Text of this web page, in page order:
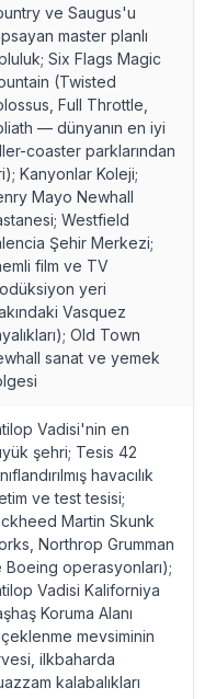
ve Saugus'u
master planlı
Six Flags Magic
(Twisted
Full Throttle,
— dünyanın en iyi
coaster parklarından
Kanyonlar Koleji;
Mayo Newhall
Westfield
Şehir Merkezi;
film ve TV
yeri
Vasquez
Old Town
sanat ve yemek
Vadisi'nin en
şehri; Tesis 42
havacılık
ve test tesisi;
Martin Skunk
Northrop Grumman
Boeing operasyonları);
Vadisi Kaliforniya
Koruma Alanı
mevsiminin
ilkbaharda
kalabalıkları